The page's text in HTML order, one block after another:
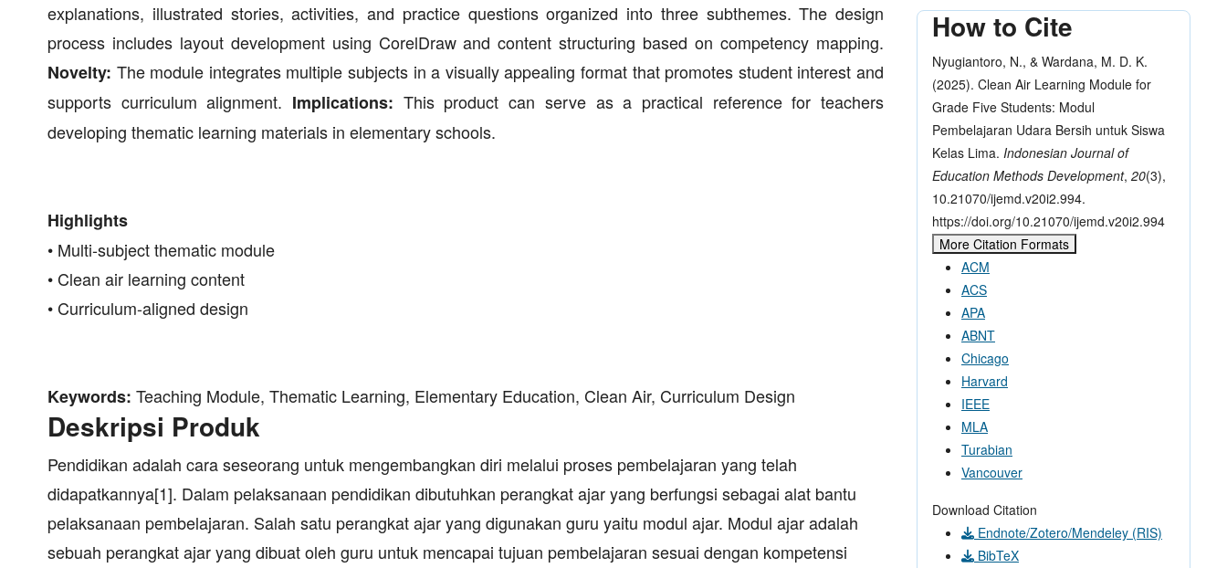
explanations, illustrated stories, activities, and practice questions organized into three subthemes. The design
process includes layout development using CorelDraw and content structuring based on competency mapping.
Novelty: The module integrates multiple subjects in a visually appealing format that promotes student interest and
supports curriculum alignment. Implications: This product can serve as a practical reference for teachers
developing thematic learning materials in elementary schools.
Highlights
• Multi-subject thematic module
• Clean air learning content
• Curriculum-aligned design
Keywords: Teaching Module, Thematic Learning, Elementary Education, Clean Air, Curriculum Design
Deskripsi Produk
Pendidikan adalah cara seseorang untuk mengembangkan diri melalui proses pembelajaran yang telah
didapatkannya[1]. Dalam pelaksanaan pendidikan dibutuhkan perangkat ajar yang berfungsi sebagai alat bantu
pelaksanaan pembelajaran. Salah satu perangkat ajar yang digunakan guru yaitu modul ajar. Modul ajar adalah
sebuah perangkat ajar yang dibuat oleh guru untuk mencapai tujuan pembelajaran sesuai dengan kompetensi
How to Cite
Nyugiantoro, N., & Wardana, M. D. K.
(2025). Clean Air Learning Module for
Grade Five Students: Modul
Pembelajaran Udara Bersih untuk Siswa
Kelas Lima. Indonesian Journal of
Education Methods Development, 20(3),
10.21070/ijemd.v20i2.994.
https://doi.org/10.21070/ijemd.v20i2.994
More Citation Formats
ACM
ACS
APA
ABNT
Chicago
Harvard
IEEE
MLA
Turabian
Vancouver
Download Citation
Endnote/Zotero/Mendeley (RIS)
BibTeX